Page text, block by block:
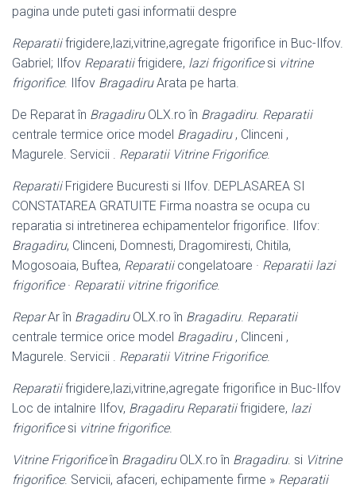
pagina unde puteti gasi informatii despre
Reparatiifrigidere,lazi,vitrine,agregate frigorifice in Buc-Ilfov.
Gabriel; Ilfov Reparatiifrigidere, lazi frigorificesi vitrine
frigorifice. Ilfov BragadiruArata pe harta.
De Reparat în BragadiruOLX.ro în Bragadiru. Reparatii
centrale termice orice model Bragadiru, Clinceni ,
Magurele. Servicii . Reparatii Vitrine Frigorifice.
ReparatiiFrigidere Bucuresti si Ilfov. DEPLASAREA SI
CONSTATAREA GRATUITE Firma noastra se ocupa cu
reparatia si intretinerea echipamentelor frigorifice. Ilfov:
Bragadiru, Clinceni, Domnesti, Dragomiresti, Chitila,
Mogosoaia, Buftea, Reparatiicongelatoare · Reparatii lazi
frigorifice· Reparatii vitrine frigorifice.
ReparAr în BragadiruOLX.ro în Bragadiru. Reparatii
centrale termice orice model Bragadiru, Clinceni ,
Magurele. Servicii . Reparatii Vitrine Frigorifice.
Reparatiifrigidere,lazi,vitrine,agregate frigorifice in Buc-Ilfov
Loc de intalnire Ilfov, Bragadiru Reparatiifrigidere, lazi
frigorificesi vitrine frigorifice.
Vitrine Frigorificeîn BragadiruOLX.ro în Bragadiru. si Vitrine
frigorifice. Servicii, afaceri, echipamente firme » Reparatii